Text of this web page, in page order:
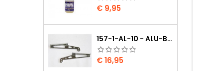
Prijs
€ 9,95
157-1-AL-10 - ALU-BRANDSTOF TANK OPHANGING LI./RE. SET ALUMI
Prijs
€ 16,95